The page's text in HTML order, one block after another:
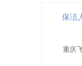
保洁
重庆